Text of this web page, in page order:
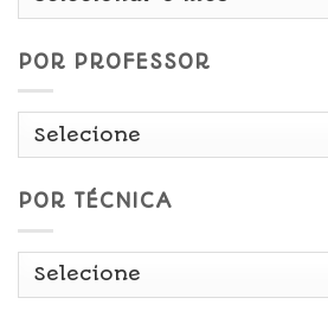
POR PROFESSOR
POR TÉCNICA